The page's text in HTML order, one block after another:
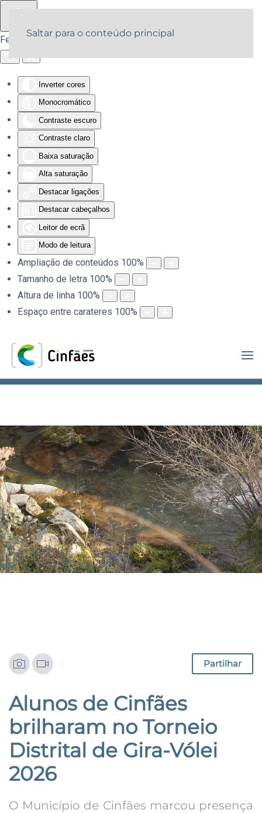
Ferramentas de acessibilidade
Inverter cores
Monocromático
Contraste escuro
Contraste claro
Baixa saturação
Alta saturação
Destacar ligações
Destacar cabeçalhos
Leitor de ecrã
Modo de leitura
Ampliação de conteúdos 100%
Tamanho de letra 100%
Altura de linha 100%
Espaço entre carateres 100%
Saltar para o conteúdo principal
.
Partilhar
Alunos de Cinfães
brilharam no Torneio
Distrital de Gira-Vólei
2026
O Município de Cinfães marcou presença